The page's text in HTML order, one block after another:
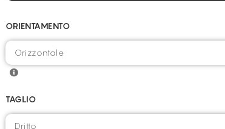
ORIENTAMENTO
TAGLIO